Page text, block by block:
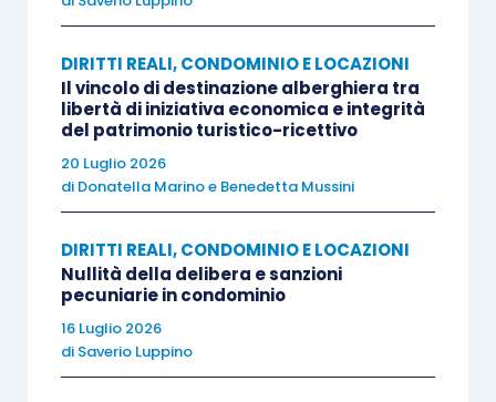
DIRITTI REALI, CONDOMINIO E LOCAZIONI
Il vincolo di destinazione alberghiera tra
libertà di iniziativa economica e integrità
del patrimonio turistico-ricettivo
20 Luglio 2026
di Donatella Marinoe Benedetta Mussini
DIRITTI REALI, CONDOMINIO E LOCAZIONI
Nullità della delibera e sanzioni
pecuniarie in condominio
16 Luglio 2026
di Saverio Luppino